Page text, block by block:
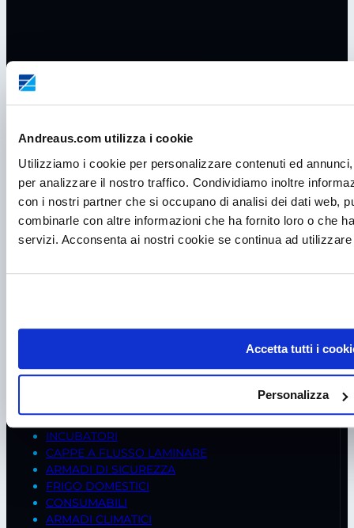
Andreaus.com utilizza i cookie
Utilizziamo i cookie per personalizzare contenuti ed
per analizzare il nostro traffico. Condividiamo inoltre
con i nostri partner che si occupano di analisi dei dati web,
combinarle con altre informazioni che ha fornito loro o che
servizi. Acconsenta ai nostri cookie se continua ad
Accetta tutti i
Personalizza
P.I. IT00998560288
viale Germania, 5
Tel.+39 049 685736
PRODUTTORI GHIACCIO
INCUBATORI
CAPPE A FLUSSO LAMINARE
ARMADI DI SICUREZZA
FRIGO DOMESTICI
CONSUMABILI
ARMADI CLIMATICI